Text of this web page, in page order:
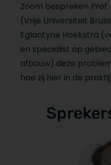
Zoom bespreken Prof.
(Vrije Universiteit
Eglantyne Hoekstra
en specialist op
afbouw) deze
hoe zij hier in de